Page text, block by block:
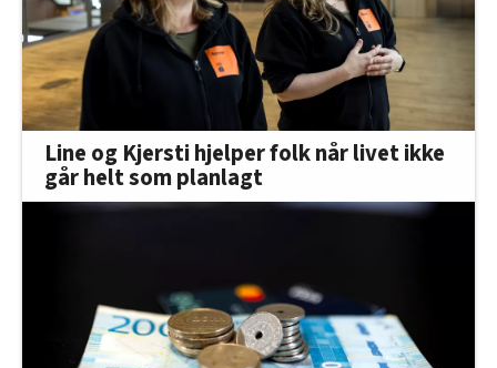
Line og Kjersti hjelper folk når livet ikke
går helt som planlagt